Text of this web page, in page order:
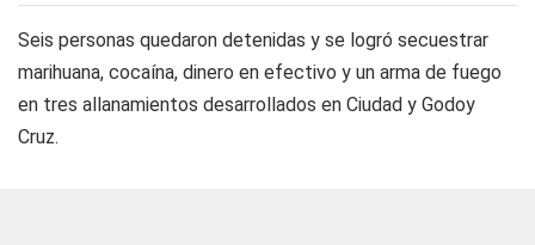
Seis personas quedaron detenidas y se logró secuestrar
marihuana, cocaína, dinero en efectivo y un arma de fuego
en tres allanamientos desarrollados en Ciudad y Godoy
Cruz.